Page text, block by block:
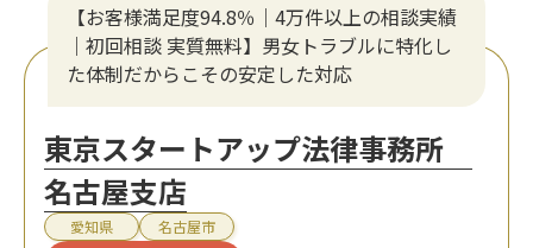
【お客様満足度94.8％｜4万件以上の相談実績
｜初回相談 実質無料】男女トラブルに特化し
た体制だからこその安定した対応
東京スタートアップ法律事務所
名古屋支店
愛知県 名古屋市